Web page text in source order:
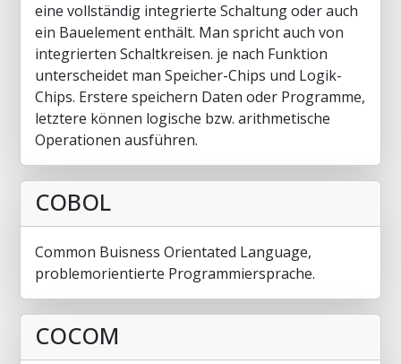
eine vollständig integrierte Schaltung oder auch
ein Bauelement enthält. Man spricht auch von
integrierten Schaltkreisen. je nach Funktion
unterscheidet man Speicher-Chips und Logik-
Chips. Erstere speichern Daten oder Programme,
letztere können logische bzw. arithmetische
Operationen ausführen.
COBOL
Common Buisness Orientated Language,
problemorientierte Programmiersprache.
COCOM